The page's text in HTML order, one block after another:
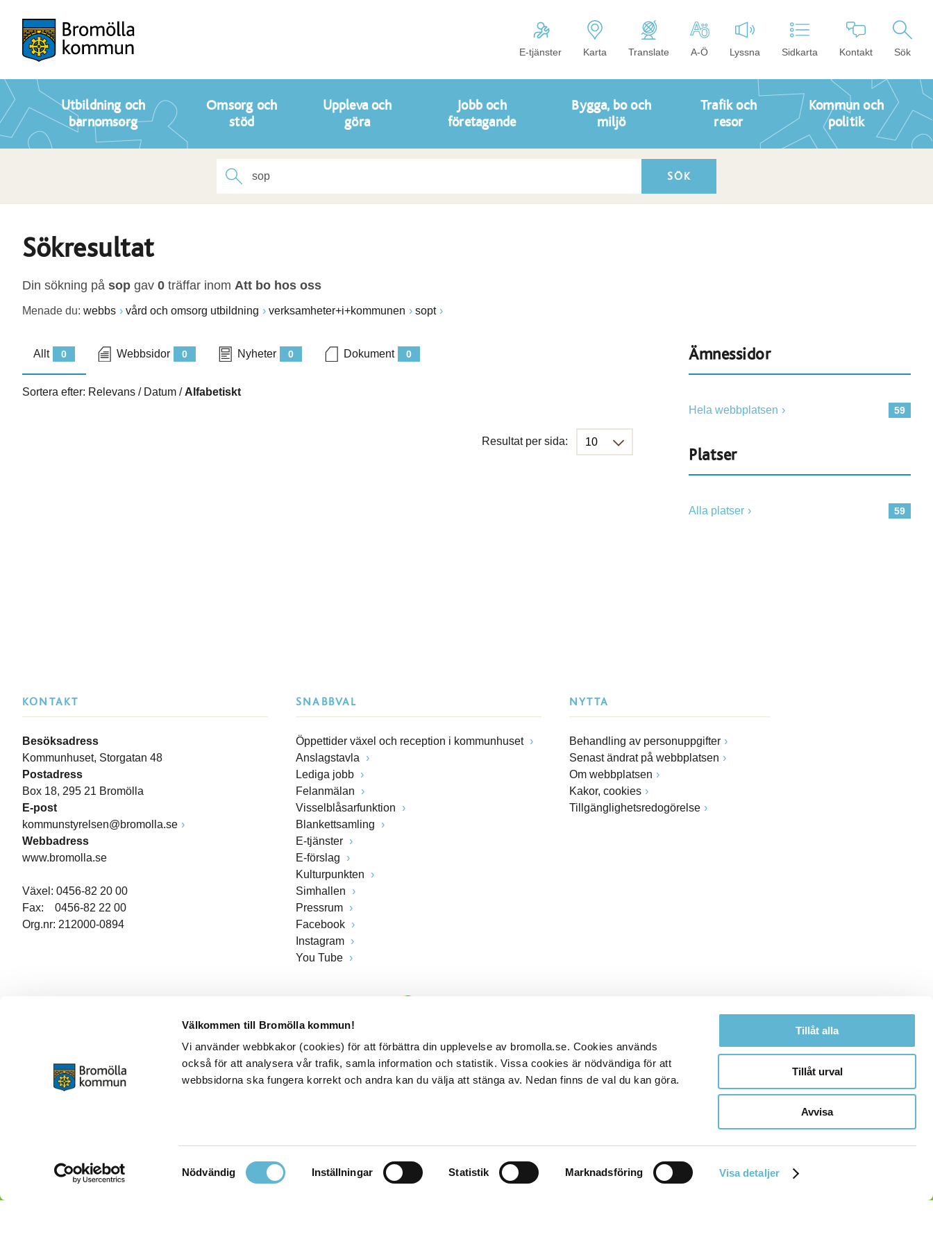
Välkommen till Bromölla kommun!
Vi använder webbkakor (cookies) för att förbättra din upplevelse av bromolla.se. Cookies används
också för att analysera vår trafik, samla information och statistik. Vissa cookies är nödvändiga för att
webbsidorna ska fungera korrekt och andra kan du välja att stänga av. Nedan finns de val du kan göra.
Samtyckesval
Nödvändig Inställningar Statistik Marknadsföring Visa detaljer
Tillåt alla
Tillåt urval
Avvisa
E-tjänster Karta Translate A-Ö Lyssna Sidkarta Kontakt Sök
Utbildning och
barnomsorg
Omsorg och
stöd
Uppleva och
göra
Jobb och
företagande
Bygga, bo och
miljö
Trafik och
resor
Kommun och
politik
Sökresultat
Din sökning på sop gav 0 träffar inom Att bo hos oss
Menade du: webbs vård och omsorg utbildning verksamheter+i+kommunen sopt
0
Allt 0
Webbsidor 0
Nyheter 0
Dokument
Sortera efter: Relevans / Datum / Alfabetiskt
Resultat per sida:
Ämnessidor
59
Hela webbplatsen
Platser
59
Alla platser
KONTAKT
Besöksadress
Kommunhuset, Storgatan 48
Postadress
Box 18, 295 21 Bromölla
E-post
kommunstyrelsen@bromolla.se
Webbadress
www.bromolla.se
Växel: 0456-82 20 00
Fax: 0456-82 22 00
Org.nr: 212000-0894
SNABBVAL
Öppettider växel och reception i kommunhuset
Anslagstavla
Lediga jobb
Felanmälan
Visselblåsarfunktion
Blankettsamling
E-tjänster
E-förslag
Kulturpunkten
Simhallen
Pressrum
Facebook
Instagram
You Tube
NYTTA
Behandling av personuppgifter
Senast ändrat på webbplatsen
Om webbplatsen
Kakor, cookies
Tillgänglighetsredogörelse